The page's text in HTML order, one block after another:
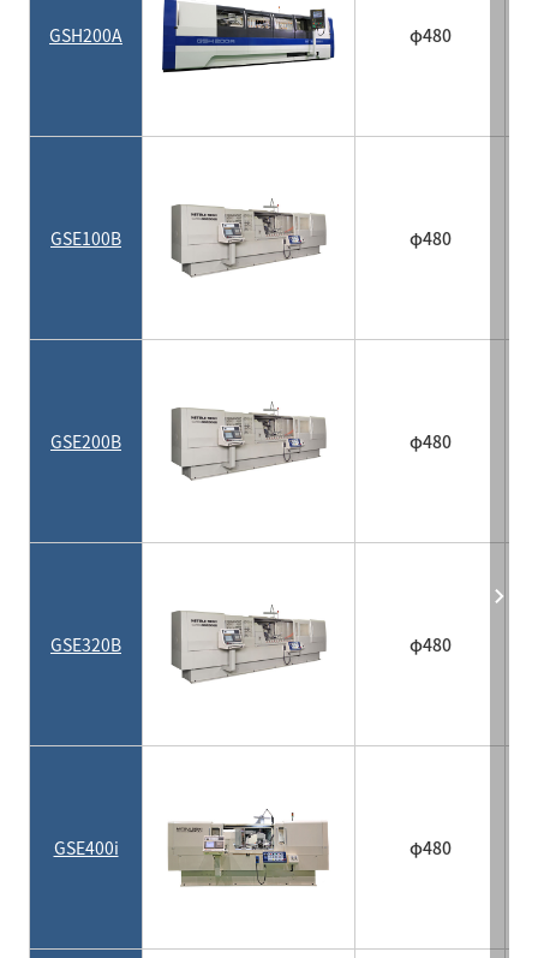
GSH200A φ480
GSE100B φ480
GSE200B φ480
GSE320B φ480
GSE400i φ480